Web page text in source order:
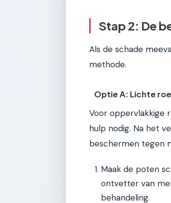
Stap 2: De
Als de schade
methode.
Optie A: Lichte
Voor oppervlakkige
hulp nodig. Na het
beschermen tegen
Maak de poten
ontvetter van
behandeling.